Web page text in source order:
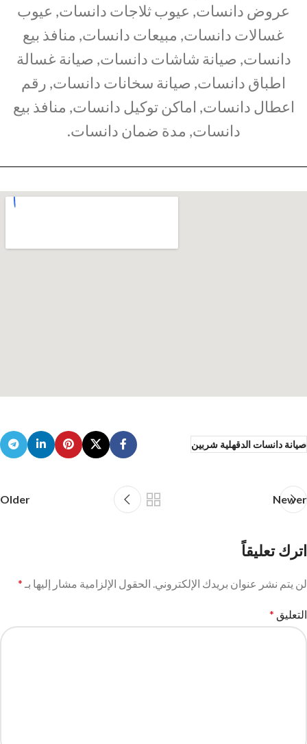
عروض دانسات, عيوب ثلاجات دانسات, عيوب
غسالات دانسات, مبيعات دانسات, منافذ بيع
دانسات, صيانة شاشات دانسات, صيانة غسالة
اطباق دانسات, صيانة سخانات دانسات, رقم
اعطال دانسات, اماكن توكيل دانسات, منافذ بيع
دانسات, مدة ضمان دانسات.
صيانة دانسات الدقهلية شربين
Newer
Older
اترك تعليقاً
لن يتم نشر عنوان بريدك الإلكتروني. الحقول الإلزامية مشار إليها بـ *
التعليق *